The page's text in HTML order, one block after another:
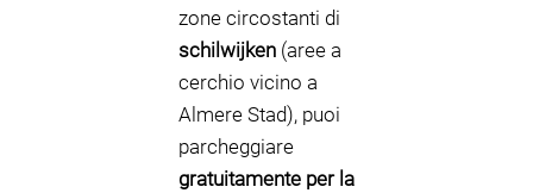
zone circostanti di
schilwijken (aree a
cerchio vicino a
Almere Stad), puoi
parcheggiare
gratuitamente per la